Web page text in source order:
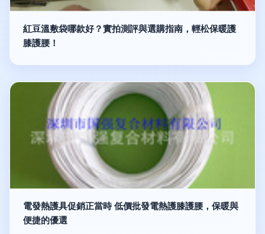
紅豆溫敷袋哪款好？實拍測評與選購指南，輕松保暖護
膝護腰！
電發熱護具促銷正當時 低價批發電熱護膝護腰，保暖與
便捷的優選